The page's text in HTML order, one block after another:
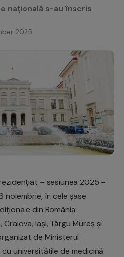
națională s-au înscris
2025
– sesiunea 2025 –
noiembrie, în cele șase
din România:
Iași, Târgu Mureș și
de Ministerul
universitățile de medicină